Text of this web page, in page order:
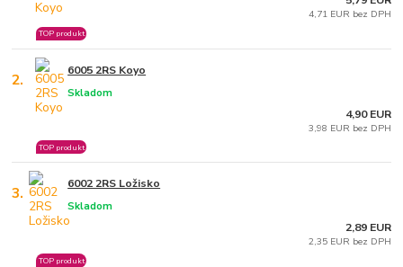
TOP produkt
4,71 EUR bez DPH
2. 6005 2RS Koyo
Skladom
TOP produkt
4,90 EUR
3,98 EUR bez DPH
3. 6002 2RS Ložisko
Skladom
TOP produkt
2,89 EUR
2,35 EUR bez DPH